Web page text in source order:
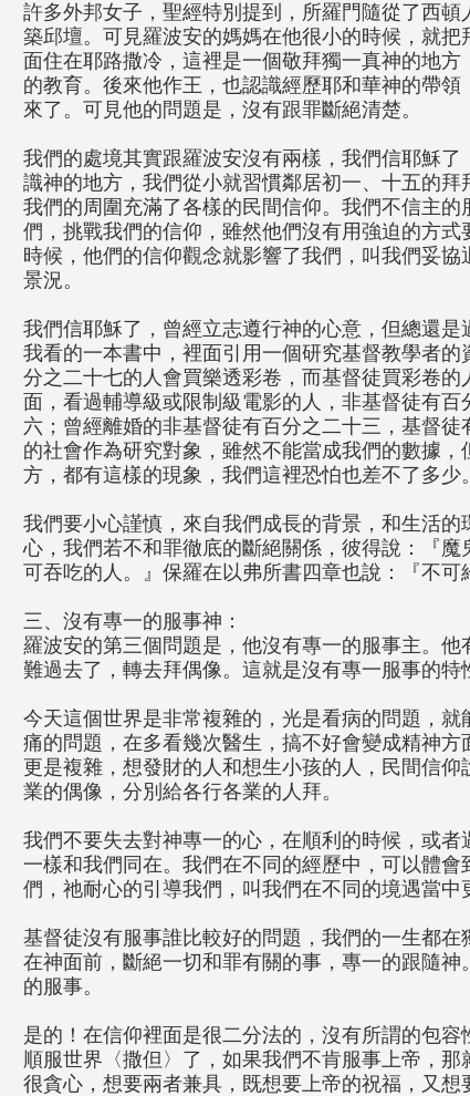
許多外邦女子，聖經特別提到，所羅門隨從了西
築邱壇。可見羅波安的媽媽在他很小的時候，就
面住在耶路撒冷，這裡是一個敬拜獨一真神的地
的教育。後來他作王，也認識經歷耶和華神的帶
來了。可見他的問題是，沒有跟罪斷絕清楚。
我們的處境其實跟羅波安沒有兩樣，我們信耶穌
識神的地方，我們從小就習慣鄰居初一、十五的
我們的周圍充滿了各樣的民間信仰。我們不信主
們，挑戰我們的信仰，雖然他們沒有用強迫的方
時候，他們的信仰觀念就影響了我們，叫我們妥
景況。
我們信耶穌了，曾經立志遵行神的心意，但總還
我看的一本書中，裡面引用一個研究基督教學者
分之二十七的人會買樂透彩卷，而基督徒買彩卷
面，看過輔導級或限制級電影的人，非基督徒有
六；曾經離婚的非基督徒有百分之二十三，基督
的社會作為研究對象，雖然不能當成我們的數據
方，都有這樣的現象，我們這裡恐怕也差不了多少。
我們要小心謹慎，來自我們成長的背景，和生活
心，我們若不和罪徹底的斷絕關係，彼得說：『
可吞吃的人。』保羅在以弗所書四章也說：『不可
三、沒有專一的服事神：
羅波安的第三個問題是，他沒有專一的服事主。
難過去了，轉去拜偶像。這就是沒有專一服事的特
今天這個世界是非常複雜的，光是看病的問題，
痛的問題，在多看幾次醫生，搞不好會變成精神
更是複雜，想發財的人和想生小孩的人，民間信
業的偶像，分別給各行各業的人拜。
我們不要失去對神專一的心，在順利的時候，或
一樣和我們同在。我們在不同的經歷中，可以體
們，祂耐心的引導我們，叫我們在不同的境遇當中
基督徒沒有服事誰比較好的問題，我們的一生都
在神面前，斷絕一切和罪有關的事，專一的跟隨
的服事。
是的！在信仰裡面是很二分法的，沒有所謂的包
順服世界〈撒但〉了，如果我們不肯服事上帝，
很貪心，想要兩者兼具，既想要上帝的祝福，又